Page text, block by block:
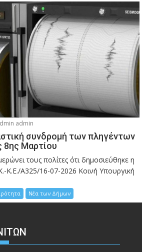
admin
συνδρομή των πληγέντων
8ης Μαρτίου
τους πολίτες ότι δημοσιεύθηκε η
Κ.Ε./Α325/16-07-2026 Κοινή Υπουργική
Νέα των Δήμων